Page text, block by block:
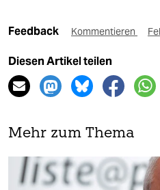
Feedback Kommentieren
Diesen Artikel teilen
Mehr zum Thema